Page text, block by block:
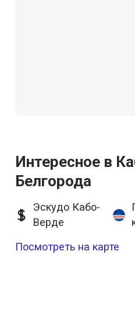
Интересное в
Белгорода
Эскудо Кабо-
Верде
Посмотреть на карте